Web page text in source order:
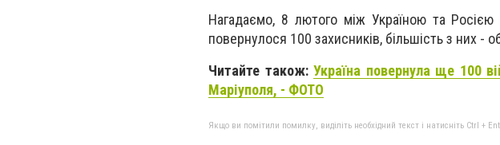
Нагадаємо, 8 лютого між Україною та Росією
повернулося 100 захисників, більшість з них -
Читайте також:Україна повернула ще 100
Маріуполя, - ФОТО
Якщо ви помітили помилку, виділіть необхідний текст і натисніть Ctrl +